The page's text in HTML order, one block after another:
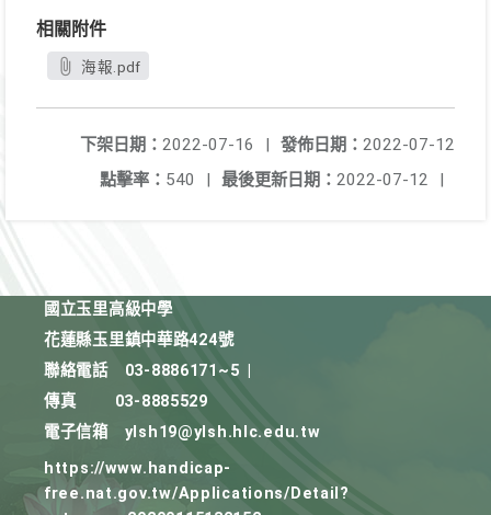
相關附件
海報.pdf
發佈日期： 2022-07-12
下架日期： 2022-07-16
|
最後更新日期： 2022-07-12 |
點擊率： 540 |
國立玉里高級中學
花蓮縣玉里鎮中華路424號
聯絡電話
03-8886171~5
傳真
03-8885529
電子信箱
ylsh19@ylsh.hlc.edu.tw
https://www.handicap-
free.nat.gov.tw/Applications/Detail?